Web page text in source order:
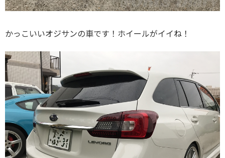
かっこいいオジサンの車です！ホイールがイイね！